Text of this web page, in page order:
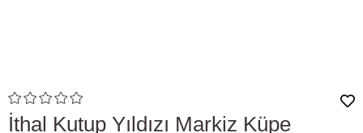
İthal Kutup Yıldızı Markiz Küpe